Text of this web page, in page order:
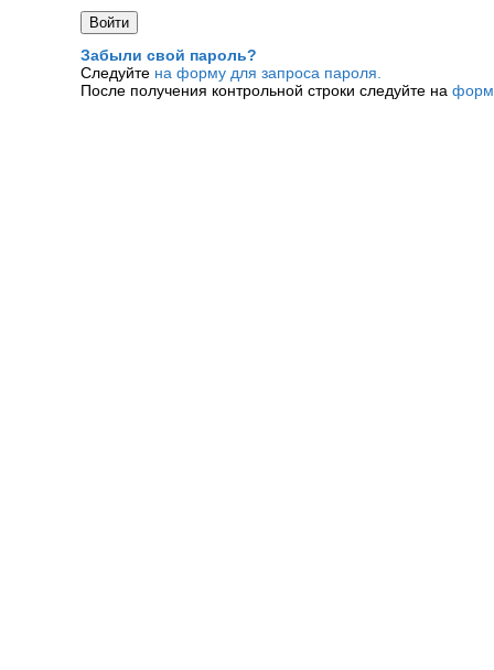
Забыли свой пароль?
Следуйте на форму для запроса пароля.
После получения контрольной строки следуйте на